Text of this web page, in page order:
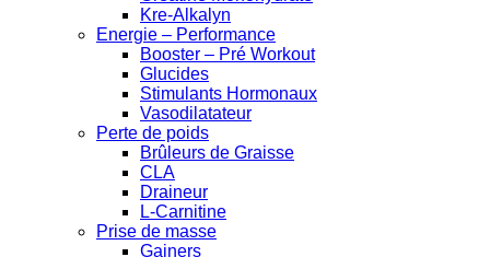
Kre-Alkalyn
Energie – Performance
Booster – Pré Workout
Glucides
Stimulants Hormonaux
Vasodilatateur
Perte de poids
Brûleurs de Graisse
CLA
Draineur
L-Carnitine
Prise de masse
Gainers